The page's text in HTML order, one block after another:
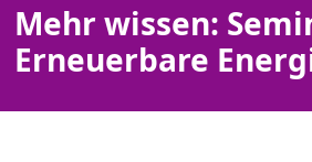
Mehr wissen:
Erneuerbare